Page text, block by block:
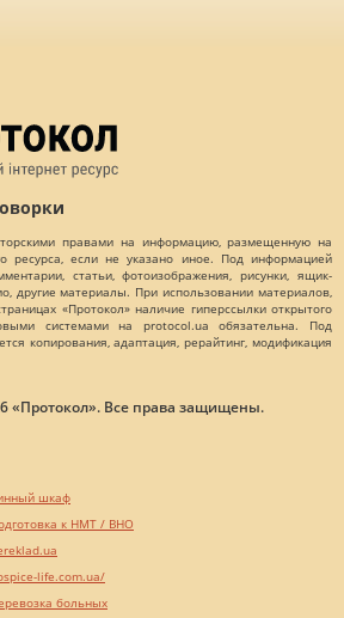
правами на информацию, размещенную на
ресурса, если не указано иное. Под информацией
статьи, фотоизображения, рисунки, ящик-
другие материалы. При использовании материалов,
«Протокол» наличие гиперссылки открытого
системами на protocol.ua обязательна. Под
копирования, адаптация, рерайтинг, модификация
«Протокол». Все права защищены.
шкаф
к НМТ / ВНО
life.com.ua/
больных